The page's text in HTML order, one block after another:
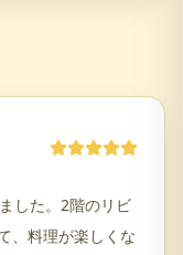
した。2階のリビ
、料理が楽しくな